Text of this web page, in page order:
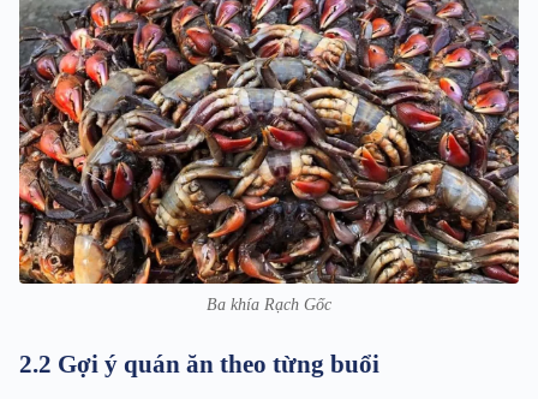
Ba khía Rạch Gốc
2.2 Gợi ý quán ăn theo từng buổi